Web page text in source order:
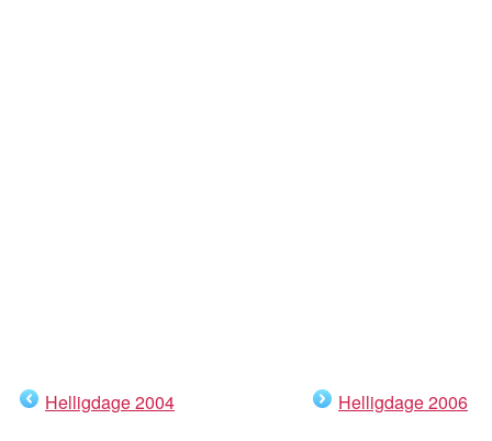
Helligdage 2004 Helligdage 2006